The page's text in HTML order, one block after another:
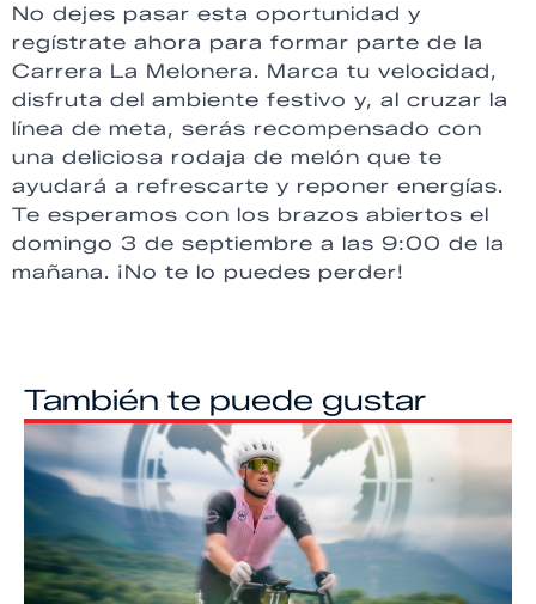
No dejes pasar esta oportunidad y
regístrate ahora para formar parte de la
Carrera La Melonera. Marca tu velocidad,
disfruta del ambiente festivo y, al cruzar la
línea de meta, serás recompensado con
una deliciosa rodaja de melón que te
ayudará a refrescarte y reponer energías.
Te esperamos con los brazos abiertos el
domingo 3 de septiembre a las 9:00 de la
mañana. ¡No te lo puedes perder!
También te puede gustar